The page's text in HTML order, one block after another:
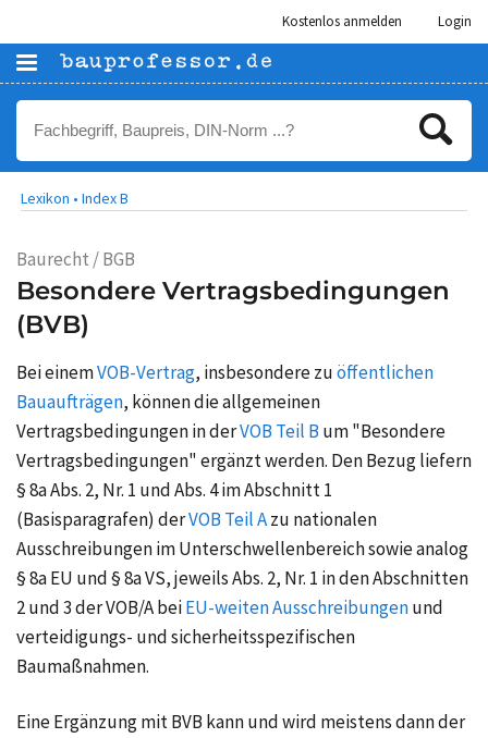
Kostenlos anmelden Login
Lexikon • Index B
Baurecht / BGB
Besondere Vertragsbedingungen
(BVB)
Bei einemVOB-Vertrag, insbesondere zuöffentlichen
Bauaufträgen, können die allgemeinen
Vertragsbedingungen in derVOB Teil B um "Besondere
Vertragsbedingungen" ergänzt werden. Den Bezug liefern
§ 8a Abs. 2, Nr. 1 und Abs. 4 im Abschnitt 1
(Basisparagrafen) derVOB Teil Azu nationalen
Ausschreibungen im Unterschwellenbereich sowie analog
§ 8a EU und§ 8a VS,jeweils Abs. 2, Nr. 1 in den Abschnitten
2 und 3 der VOB/A beiEU-weiten Ausschreibungenund
verteidigungs- und sicherheitsspezifischen
Baumaßnahmen.
Eine Ergänzung mit BVB kann und wird meistens dann der